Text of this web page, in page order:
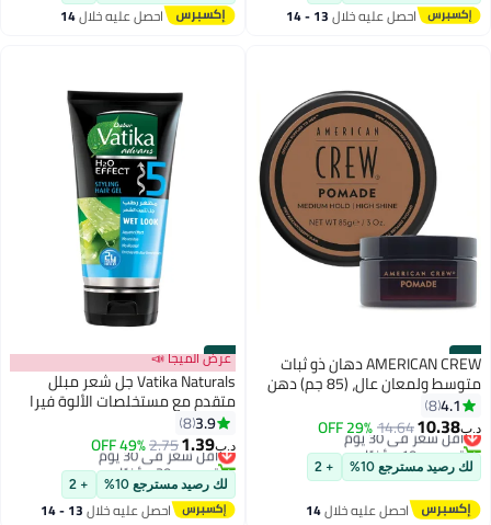
احصل عليه خلال 13 - 14 احصل عليه خلال14
#41 AMERICAN CREW دهان ذو ثبات
متوسط ولمعان عالٍ، (85 جم) دهن
مائي، تصفيف الشعر للرجال، تصفيف
الشعر المجعد، بديل مرن لجل
التصفيف، تسريحات الشعر المملسة
للخلف، التحكم في جميع أنواع
الشعر
4.1
8
د.ب‏10.38
14.64
29% OFF أقل سعر في 30 يوم
تم بيع +10 مؤخرًا
أقل سعر في 30 يوم
لك رصيد مسترجع 10% + 2
احصل عليه خلال14
#42
عرض الميجا 📣
Vatika Naturals جل شعر مبلل
متقدم مع مستخلصات الألوة فيرا
والعسل
3.9
8
د.ب‏1.39
2.75
49% OFFأقل سعر في 30 يوم
تم بيع +30 مؤخرًا
أقل سعر في 30 يوم
لك رصيد مسترجع 10% + 2
احصل عليه خلال 13 - 14